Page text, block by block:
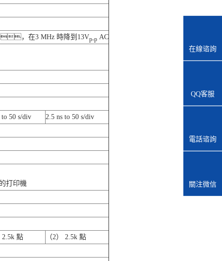
，在3 MHz 時降到13Vp-pAC
to 50 s/div 2.5 ns to 50 s/div
打印機
2.5k 點 （2） 2.5k 點
在線谘詢
QQ客服
電話谘詢
關注微信